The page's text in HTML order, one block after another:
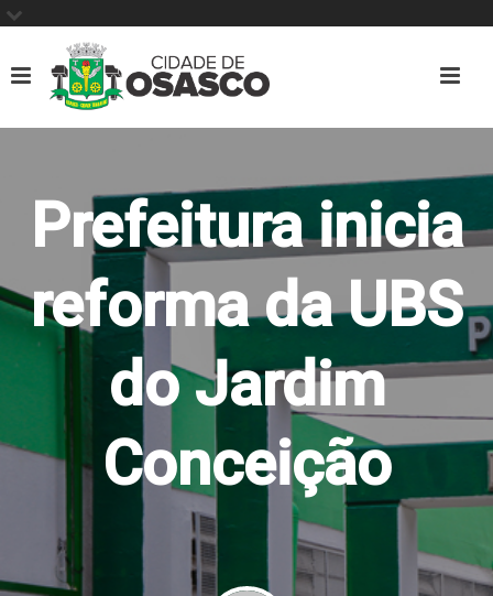
Prefeitura inicia
reforma da UBS
do Jardim
Conceição